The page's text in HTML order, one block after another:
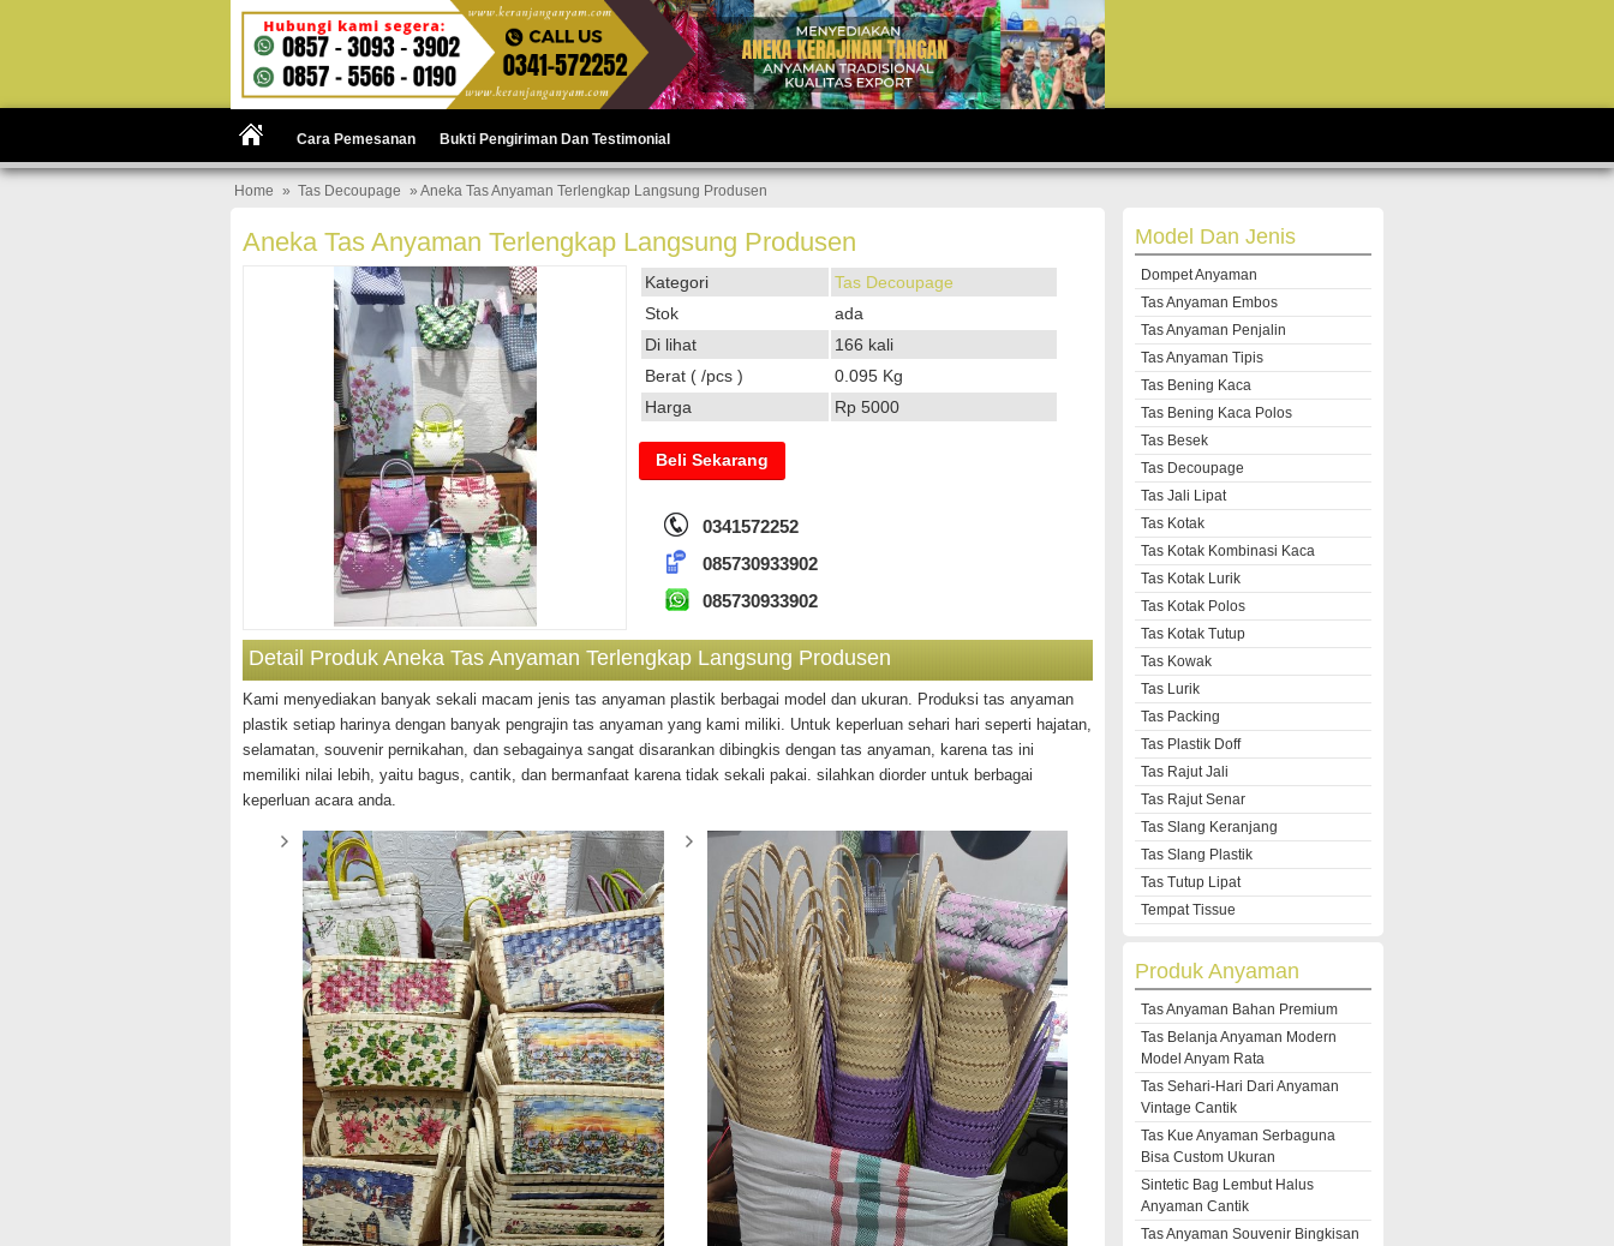
Cara Pemesanan Bukti Pengiriman Dan Testimonial
Home » Tas Decoupage » Aneka Tas Anyaman Terlengkap Langsung Produsen
Aneka Tas Anyaman Terlengkap Langsung Produsen
Kategori
Tas Decoupage
Stok
ada
Di lihat
166 kali
Berat ( /pcs )
0.095 Kg
Harga
Rp 5000
Beli Sekarang
0341572252
085730933902
085730933902
Detail Produk Aneka Tas Anyaman Terlengkap Langsung Produsen
Kami menyediakan banyak sekali macam jenis tas anyaman plastik berbagai model dan ukuran. Produksi tas anyaman
plastik setiap harinya dengan banyak pengrajin tas anyaman yang kami miliki. Untuk keperluan sehari hari seperti hajatan,
selamatan, souvenir pernikahan, dan sebagainya sangat disarankan dibingkis dengan tas anyaman, karena tas ini
memiliki nilai lebih, yaitu bagus, cantik, dan bermanfaat karena tidak sekali pakai. silahkan diorder untuk berbagai
keperluan acara anda.
Model Dan Jenis
Dompet Anyaman
Tas Anyaman Embos
Tas Anyaman Penjalin
Tas Anyaman Tipis
Tas Bening Kaca
Tas Bening Kaca Polos
Tas Besek
Tas Decoupage
Tas Jali Lipat
Tas Kotak
Tas Kotak Kombinasi Kaca
Tas Kotak Lurik
Tas Kotak Polos
Tas Kotak Tutup
Tas Kowak
Tas Lurik
Tas Packing
Tas Plastik Doff
Tas Rajut Jali
Tas Rajut Senar
Tas Slang Keranjang
Tas Slang Plastik
Tas Tutup Lipat
Tempat Tissue
Produk Anyaman
Tas Anyaman Bahan Premium
Tas Belanja Anyaman Modern
Model Anyam Rata
Tas Sehari-Hari Dari Anyaman
Vintage Cantik
Tas Kue Anyaman Serbaguna
Bisa Custom Ukuran
Sintetic Bag Lembut Halus
Anyaman Cantik
Tas Anyaman Souvenir Bingkisan